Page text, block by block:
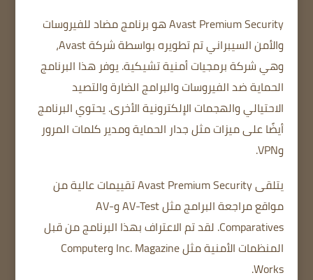
Avast Premium Security هو برنامج مضاد للفيروسات
والأمن السيبراني تم تطويره بواسطة شركة Avast،
وهي شركة برمجيات أمنية تشيكية.يوفر هذا البرنامج
الحماية ضد الفيروسات والبرامج الضارة والتصيد
الاحتيالي والهجمات الإلكترونية الأخرى.يحتوي البرنامج
أيضًا على ميزات مثل جدار الحماية ومدير كلمات المرور
وVPN.
يتلقى Avast Premium Security تقييمات عالية من
مواقع مراجعة البرامج مثل AV-Test وAV-
Comparatives. لقد تم الاعتراف بهذا البرنامج من قبل
المنظمات الأمنية مثل Inc. Magazine وComputer
Works.